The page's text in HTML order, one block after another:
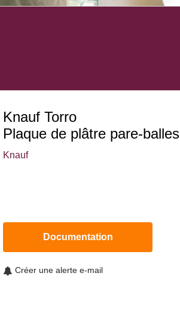
Knauf Torro
Plaque de plâtre pare-balles
Knauf
Documentation
Créer une alerte e-mail